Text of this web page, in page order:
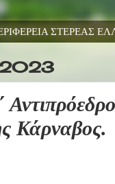
ΣΤΕΡΕΑΣ
2023
Κάρναβος.